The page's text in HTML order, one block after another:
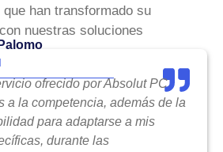
han transformado su
nuestras soluciones
ofrecido por Absolut PC
a la competencia, además de la
para adaptarse a mis
durante las